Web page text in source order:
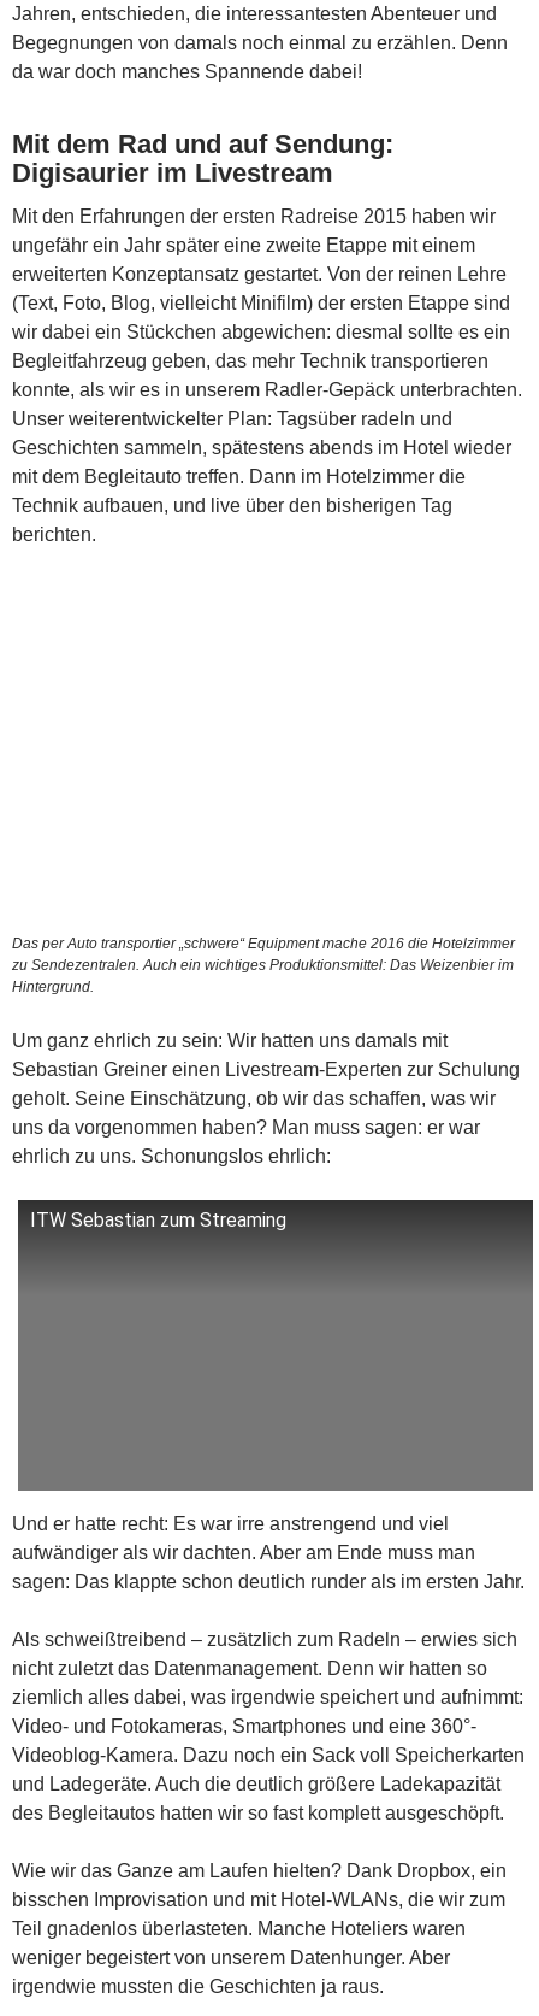
Jahren, entschieden, die interessantesten Abenteuer und
Begegnungen von damals noch einmal zu erzählen. Denn
da war doch manches Spannende dabei!
Mit dem Rad und auf Sendung:
Digisaurier im Livestream
Mit den Erfahrungen der ersten Radreise 2015 haben wir
ungefähr ein Jahr später eine zweite Etappe mit einem
erweiterten Konzeptansatz gestartet. Von der reinen Lehre
(Text, Foto, Blog, vielleicht Minifilm) der ersten Etappe sind
wir dabei ein Stückchen abgewichen: diesmal sollte es ein
Begleitfahrzeug geben, das mehr Technik transportieren
konnte, als wir es in unserem Radler-Gepäck unterbrachten.
Unser weiterentwickelter Plan: Tagsüber radeln und
Geschichten sammeln, spätestens abends im Hotel wieder
mit dem Begleitauto treffen. Dann im Hotelzimmer die
Technik aufbauen, und live über den bisherigen Tag
berichten.
Das per Auto transportier „schwere“ Equipment mache 2016 die Hotelzimmer
zu Sendezentralen. Auch ein wichtiges Produktionsmittel: Das Weizenbier im
Hintergrund.
Um ganz ehrlich zu sein: Wir hatten uns damals mit
Sebastian Greiner einen Livestream-Experten zur Schulung
geholt. Seine Einschätzung, ob wir das schaffen, was wir
uns da vorgenommen haben? Man muss sagen: er war
ehrlich zu uns. Schonungslos ehrlich:
ITW Sebastian zum Streaming
Und er hatte recht: Es war irre anstrengend und viel
aufwändiger als wir dachten. Aber am Ende muss man
sagen: Das klappte schon deutlich runder als im ersten Jahr.
Als schweißtreibend – zusätzlich zum Radeln – erwies sich
nicht zuletzt das Datenmanagement. Denn wir hatten so
ziemlich alles dabei, was irgendwie speichert und aufnimmt:
Video- und Fotokameras, Smartphones und eine 360°-
Videoblog-Kamera. Dazu noch ein Sack voll Speicherkarten
und Ladegeräte. Auch die deutlich größere Ladekapazität
des Begleitautos hatten wir so fast komplett ausgeschöpft.
Wie wir das Ganze am Laufen hielten? Dank Dropbox, ein
bisschen Improvisation und mit Hotel-WLANs, die wir zum
Teil gnadenlos überlasteten. Manche Hoteliers waren
weniger begeistert von unserem Datenhunger. Aber
irgendwie mussten die Geschichten ja raus.